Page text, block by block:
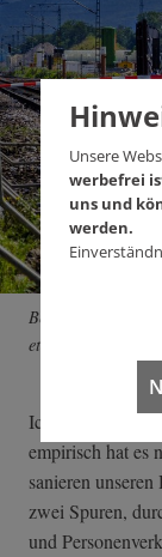
Beschädigte
etwa zwei
Ich kann mir es
empirisch hat es
sanieren
zwei Spuren,
und
Unsere
werbefrei
uns und
werden.